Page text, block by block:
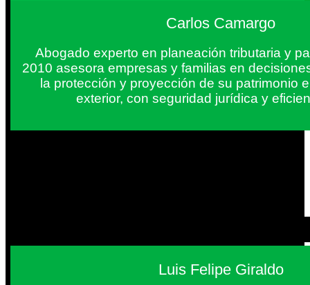
Carlos Camargo
Abogado experto en planeación tributaria y
2010 asesora empresas y familias en
la protección y proyección de su patrimonio
exterior, con seguridad jurídica y
Luis Felipe Giraldo